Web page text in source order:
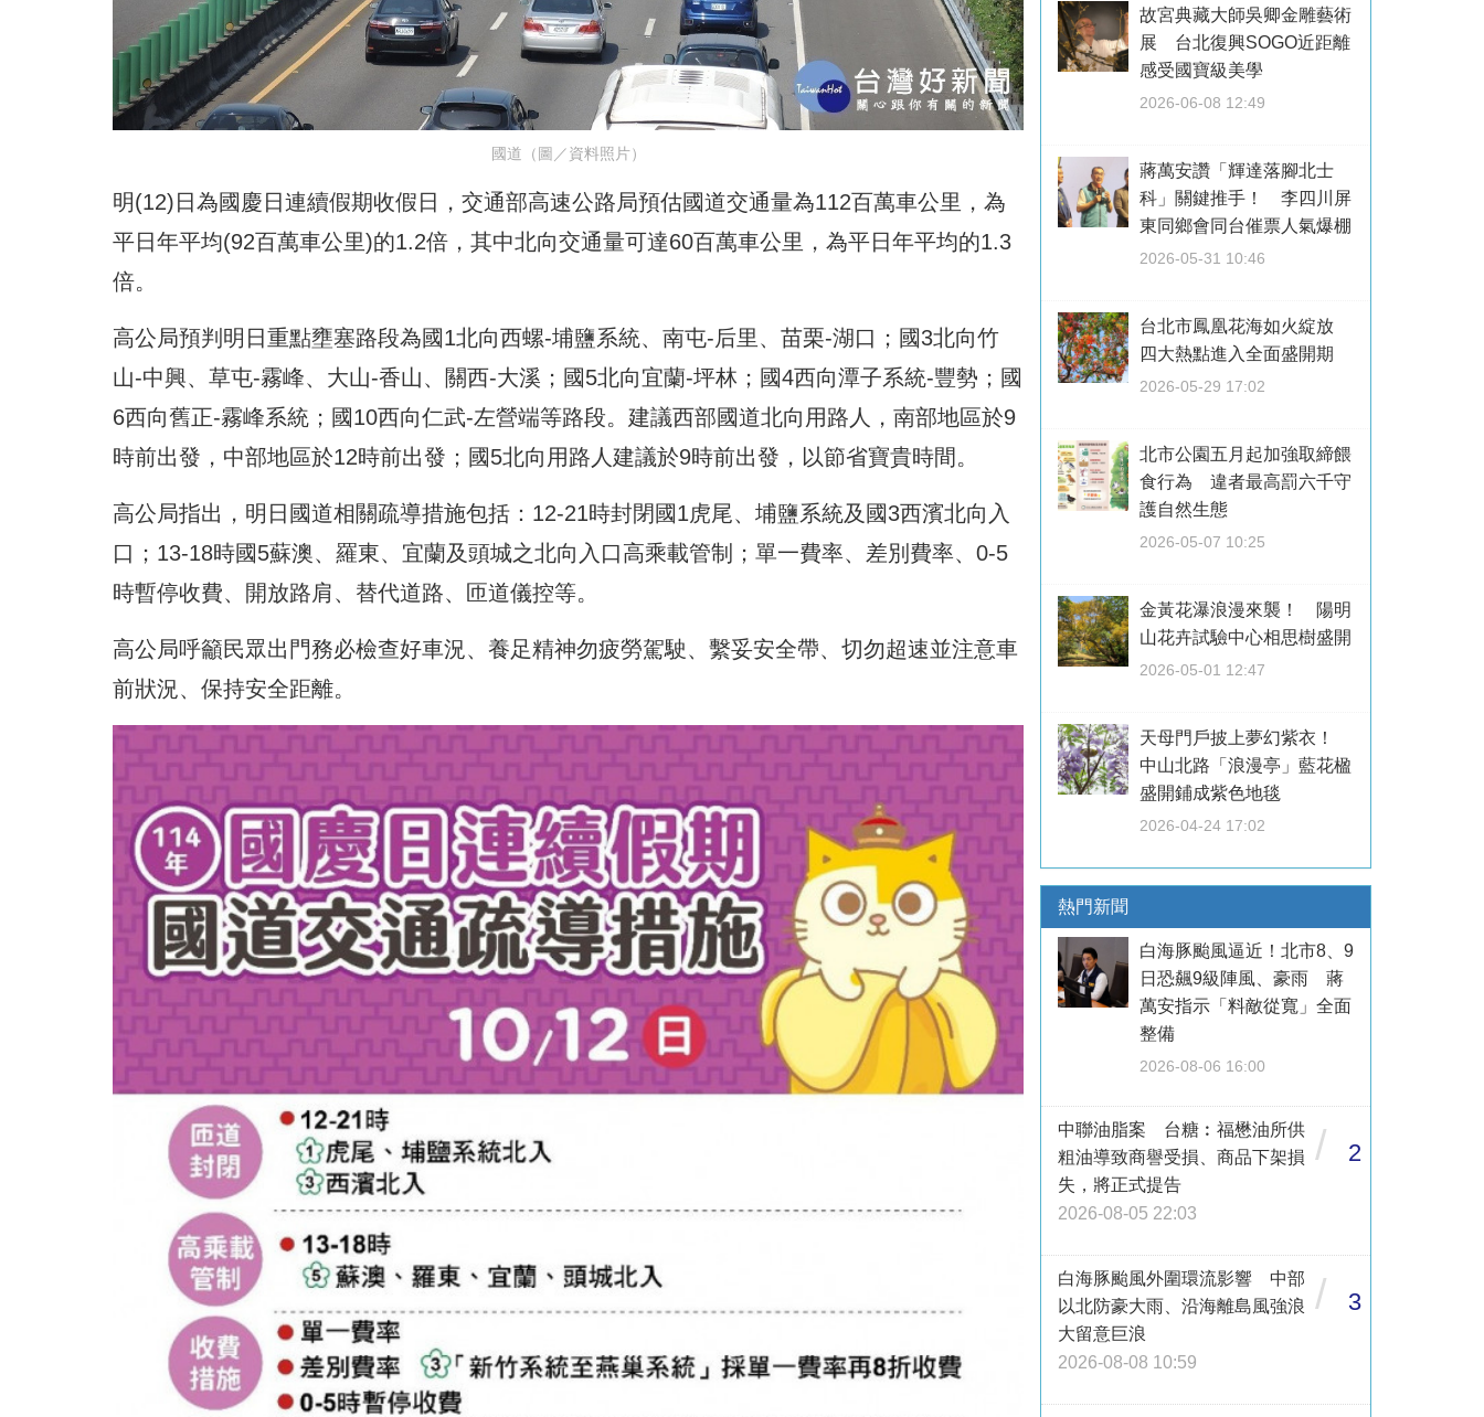
國道（圖／資料照片）
明(12)日為國慶日連續假期收假日，交通部高速公路局預估國道交通量為112百萬車公里，為
平日年平均(92百萬車公里)的1.2倍，其中北向交通量可達60百萬車公里，為平日年平均的1.3
倍。
高公局預判明日重點壅塞路段為國1北向西螺-埔鹽系統、南屯-后里、苗栗-湖口；國3北向竹
山-中興、草屯-霧峰、大山-香山、關西-大溪；國5北向宜蘭-坪林；國4西向潭子系統-豐勢；國
6西向舊正-霧峰系統；國10西向仁武-左營端等路段。建議西部國道北向用路人，南部地區於9
時前出發，中部地區於12時前出發；國5北向用路人建議於9時前出發，以節省寶貴時間。
高公局指出，明日國道相關疏導措施包括：12-21時封閉國1虎尾、埔鹽系統及國3西濱北向入
口；13-18時國5蘇澳、羅東、宜蘭及頭城之北向入口高乘載管制；單一費率、差別費率、0-5
時暫停收費、開放路肩、替代道路、匝道儀控等。
高公局呼籲民眾出門務必檢查好車況、養足精神勿疲勞駕駛、繫妥安全帶、切勿超速並注意車
前狀況、保持安全距離。
故宮典藏大師吳卿金雕藝術
展 台北復興SOGO近距離
感受國寶級美學
2026-06-08 12:49
蔣萬安讚「輝達落腳北士
科」關鍵推手！ 李四川屏
東同鄉會同台催票人氣爆棚
2026-05-31 10:46
台北市鳳凰花海如火綻放
四大熱點進入全面盛開期
2026-05-29 17:02
北市公園五月起加強取締餵
食行為 違者最高罰六千守
護自然生態
2026-05-07 10:25
金黃花瀑浪漫來襲！ 陽明
山花卉試驗中心相思樹盛開
2026-05-01 12:47
天母門戶披上夢幻紫衣！
中山北路「浪漫亭」藍花楹
盛開鋪成紫色地毯
2026-04-24 17:02
熱門新聞
白海豚颱風逼近！北市8、9
日恐飆9級陣風、豪雨 蔣
萬安指示「料敵從寬」全面
整備
2026-08-06 16:00
中聯油脂案 台糖︰福懋油所供
粗油導致商譽受損、商品下架損
失，將正式提告
2026-08-05 22:03
/ 2
白海豚颱風外圍環流影響 中部
以北防豪大雨、沿海離島風強浪
大留意巨浪
2026-08-08 10:59
/ 3